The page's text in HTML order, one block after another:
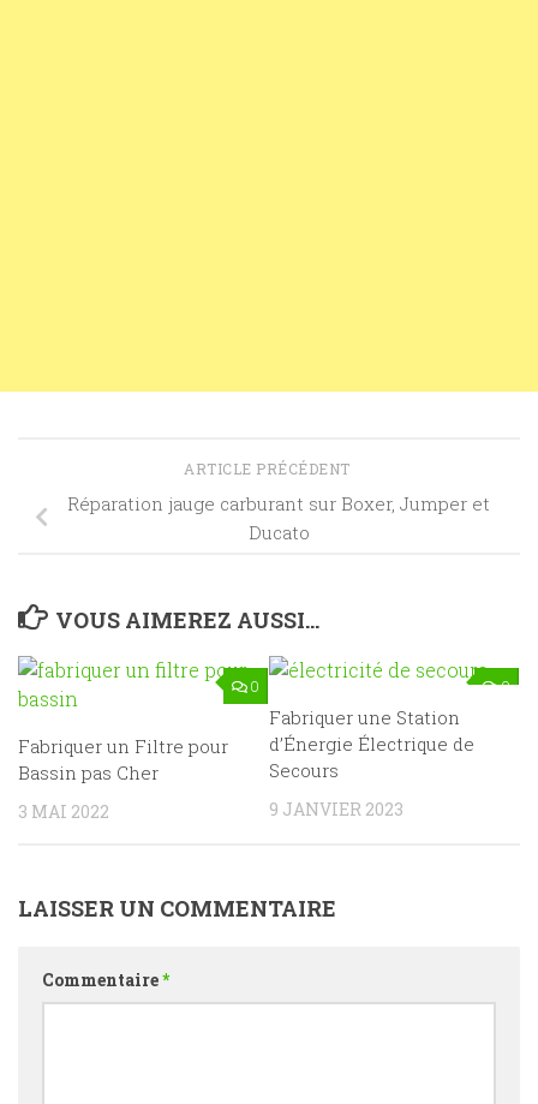
ARTICLE PRÉCÉDENT
Réparation jauge carburant sur Boxer, Jumper et
Ducato
VOUS AIMEREZ AUSSI...
0
Fabriquer un Filtre pour
Bassin pas Cher
3 MAI 2022
0
Fabriquer une Station
d’Énergie Électrique de
Secours
9 JANVIER 2023
LAISSER UN COMMENTAIRE
Commentaire*